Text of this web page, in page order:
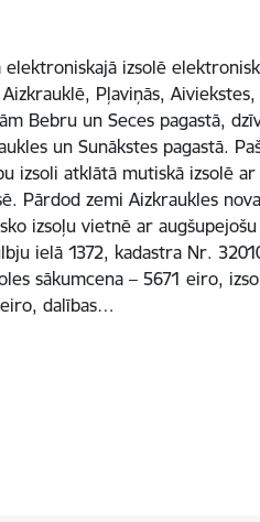
elektroniskajā izsolē
Pļaviņās, Aiviekstes,
Bebru un Seces pagastā,
un Sunākstes pagastā.
izsoli atklātā mutiskā izsolē ar
Pārdod zemi Aizkraukles
izsoļu vietnē ar
ielā 1372, kadastra Nr.
sākumcena – 5671 eiro,
dalības…